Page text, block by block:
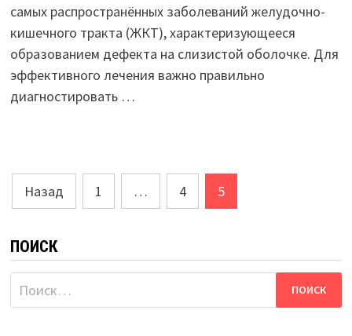
самых распространённых заболеваний желудочно-
кишечного тракта (ЖКТ), характеризующееся
образованием дефекта на слизистой оболочке. Для
эффективного лечения важно правильно
диагностировать …
Пагинация
записей
Назад 1 … 4 5
ПОИСК
Найти: